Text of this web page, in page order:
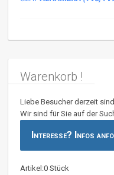
Warenkorb !
Liebe Besucher derzeit
Wir sind für Sie auf der
Interesse? Infos
Artikel:0 Stück